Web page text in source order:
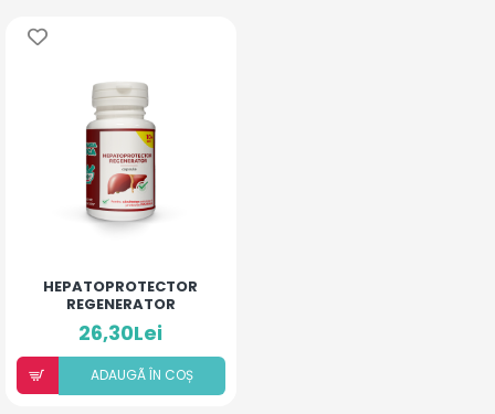
HEPATOPROTECTOR
REGENERATOR
26,30Lei
ADAUGÃ ÎN COȘ